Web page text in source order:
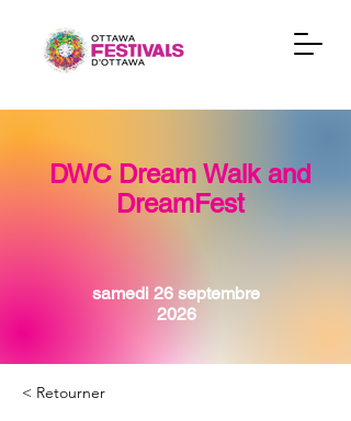
DWC Dream Walk and
DreamFest
samedi 26 septembre
2026
< Retourner